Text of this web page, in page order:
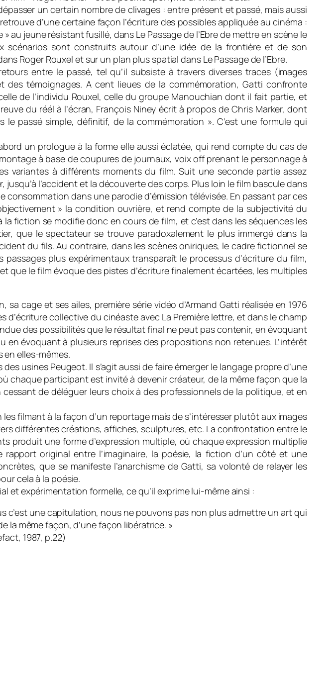
un certain nombre de clivages : entre présent et passé, mais aussi
d’une certaine façon l’écriture des possibles appliquée au cinéma :
au jeune résistant fusillé, dans Le Passage de l’Ebre de mettre en scène le
scénarios sont construits autour d’une idée de la frontière et de son
Roger Rouxel et sur un plan plus spatial dans Le Passage de l’Ebre.
entre le passé, tel qu’il subsiste à travers diverses traces (images
témoignages. A cent lieues de la commémoration, Gatti confronte
de l’individu Rouxel, celle du groupe Manouchian dont il fait partie, et
du réél à l’écran, François Niney écrit à propos de Chris Marker, dont
passé simple, définitif, de la commémoration ». C’est une formule qui
un prologue à la forme elle aussi éclatée, qui rend compte du cas de
à base de coupures de journaux, voix off prenant le personnage à
variantes à différents moments du film. Suit une seconde partie assez
l’accident et la découverte des corps. Plus loin le film bascule dans
dans une parodie d’émission télévisée. En passant par ces
» la condition ouvrière, et rend compte de la subjectivité du
fiction se modifie donc en cours de film, et c’est dans les séquences les
que le spectateur se trouve paradoxalement le plus immergé dans la
du fils. Au contraire, dans les scènes oniriques, le cadre fictionnel se
plus expérimentaux transparaît le processus d’écriture du film,
que le film évoque des pistes d’écriture finalement écartées, les multiples
cage et ses ailes, première série vidéo d’Armand Gatti réalisée en 1976
collective du cinéaste avec La Première lettre, et dans le champ
des possibilités que le résultat final ne peut pas contenir, en évoquant
en évoquant à plusieurs reprises des propositions non retenues. L’intérêt
en elles-mêmes.
usines Peugeot. Il s’agit aussi de faire émerger le langage propre d’une
chaque participant est invité à devenir créateur, de la même façon que la
de déléguer leurs choix à des professionnels de la politique, et en
filmant à la façon d’un reportage mais de s’intéresser plutôt aux images
différentes créations, affiches, sculptures, etc. La confrontation entre le
produit une forme d’expression multiple, où chaque expression multiplie
original entre l’imaginaire, la poésie, la fiction d’un côté et une
que se manifeste l’anarchisme de Gatti, sa volonté de relayer les
cela à la poésie.
et expérimentation formelle, ce qu’il exprime lui-même ainsi :
c’est une capitulation, nous ne pouvons pas non plus admettre un art qui
la même façon, d’une façon libératrice. »
1987, p.22)